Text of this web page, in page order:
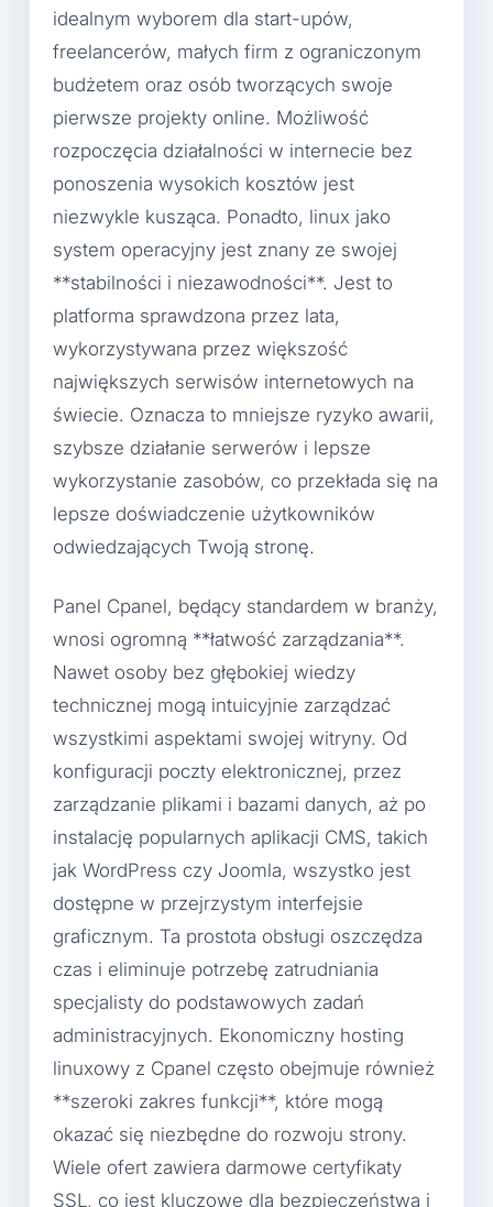
idealnym wyborem dla start-upów,
freelancerów, małych firm z ograniczonym
budżetem oraz osób tworzących swoje
pierwsze projekty online. Możliwość
rozpoczęcia działalności w internecie bez
ponoszenia wysokich kosztów jest
niezwykle kusząca. Ponadto, linux jako
system operacyjny jest znany ze swojej
**stabilności i niezawodności**. Jest to
platforma sprawdzona przez lata,
wykorzystywana przez większość
największych serwisów internetowych na
świecie. Oznacza to mniejsze ryzyko awarii,
szybsze działanie serwerów i lepsze
wykorzystanie zasobów, co przekłada się na
lepsze doświadczenie użytkowników
odwiedzających Twoją stronę.
Panel Cpanel, będący standardem w branży,
wnosi ogromną **łatwość zarządzania**.
Nawet osoby bez głębokiej wiedzy
technicznej mogą intuicyjnie zarządzać
wszystkimi aspektami swojej witryny. Od
konfiguracji poczty elektronicznej, przez
zarządzanie plikami i bazami danych, aż po
instalację popularnych aplikacji CMS, takich
jak WordPress czy Joomla, wszystko jest
dostępne w przejrzystym interfejsie
graficznym. Ta prostota obsługi oszczędza
czas i eliminuje potrzebę zatrudniania
specjalisty do podstawowych zadań
administracyjnych. Ekonomiczny hosting
linuxowy z Cpanel często obejmuje również
**szeroki zakres funkcji**, które mogą
okazać się niezbędne do rozwoju strony.
Wiele ofert zawiera darmowe certyfikaty
SSL, co jest kluczowe dla bezpieczeństwa i